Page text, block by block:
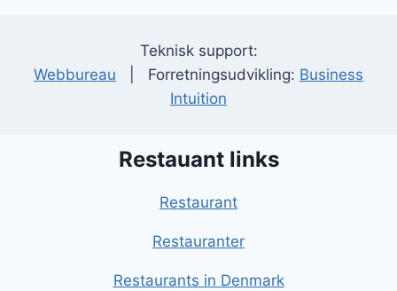
Teknisk support:
Webbureau | Forretningsudvikling: Business
Intuition
Restauant links
Restaurant
Restauranter
Restaurants in Denmark